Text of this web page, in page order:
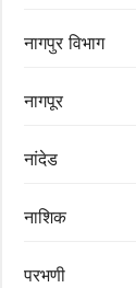
नागपुर‌ विभाग‌
नागपूर
नांदेड
नाशिक
परभणी